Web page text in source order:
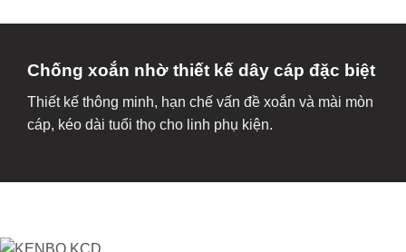
Chống xoắn nhờ thiết kế dây cáp đặc biệt
Thiết kế thông minh, hạn chế vấn đề xoắn và mài mòn
cáp, kéo dài tuổi thọ cho linh phụ kiện.